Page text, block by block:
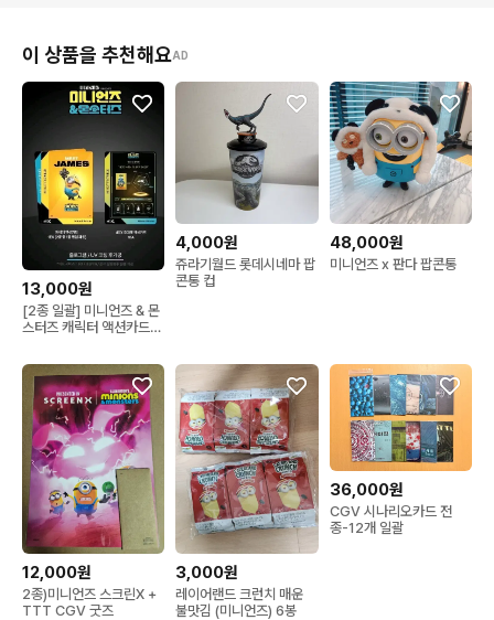
이 상품을 추천해요AD
13,000원
[2종 일괄] 미니언즈 & 몬
스터즈 캐릭터 액션카드
콜렉션 제임스+헨리
4,000원
쥬라기월드 롯데시네마 팝
콘통 컵
48,000원
미니언즈 x 판다 팝콘통
12,000원
2종)미니언즈 스크린X +
TTT CGV 굿즈
3,000원
레이어랜드 크런치 매운
불맛김 (미니언즈) 6봉
36,000원
CGV 시나리오카드 전
종-12개 일괄